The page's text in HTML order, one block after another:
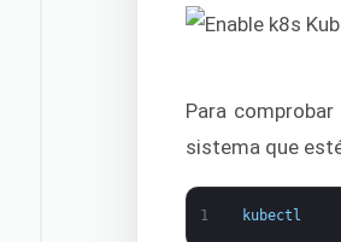
Para
sistema que
1 kubectl